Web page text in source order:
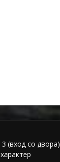
(вход со двора)